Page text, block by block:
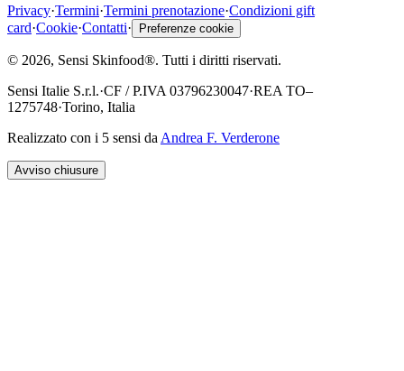
Privacy·Termini·Termini prenotazione·Condizioni gift
card·Cookie·Contatti· Preferenze cookie
© 2026, Sensi Skinfood®. Tutti i diritti riservati.
Sensi Italie S.r.l.·CF / P.IVA 03796230047·REA TO–
1275748·Torino, Italia
Realizzato con i 5 sensi da Andrea F. Verderone
Avviso chiusure